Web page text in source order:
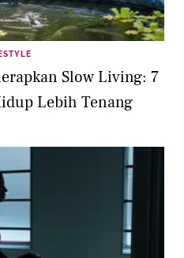
Slow Living: 7
Lebih Tenang